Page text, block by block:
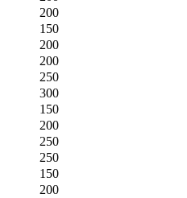
200
150
200
200
250
300
150
200
250
250
150
200